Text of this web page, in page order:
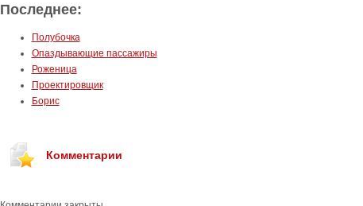
Последнее:
Полубочка
Опаздывающие пассажиры
Роженица
Проектировщик
Борис
Комментарии